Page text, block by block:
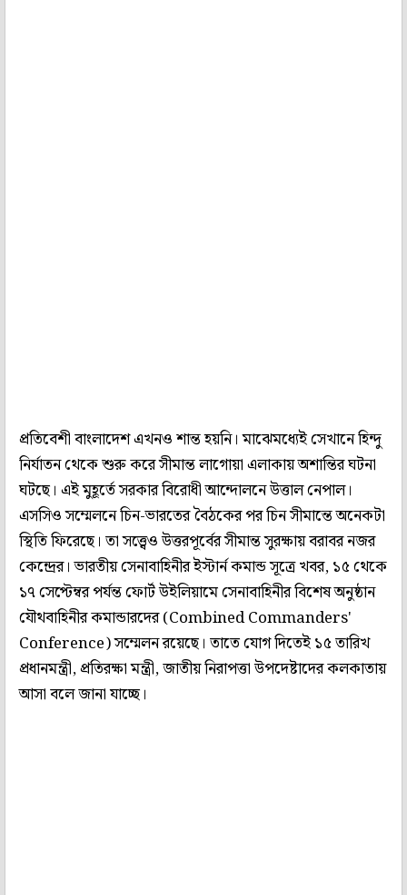
প্রতিবেশী বাংলাদেশ এখনও শান্ত হয়নি। মাঝেমধ্যেই সেখানে হিন্দু
নির্যাতন থেকে শুরু করে সীমান্ত লাগোয়া এলাকায় অশান্তির ঘটনা
ঘটছে। এই মুহূর্তে সরকার বিরোধী আন্দোলনে উত্তাল নেপাল।
এসসিও সম্মেলনে চিন-ভারতের বৈঠকের পর চিন সীমান্তে অনেকটা
স্থিতি ফিরেছে। তা সত্ত্বেও উত্তরপূর্বের সীমান্ত সুরক্ষায় বরাবর নজর
কেন্দ্রের। ভারতীয় সেনাবাহিনীর ইস্টার্ন কমান্ড সূত্রে খবর, ১৫ থেকে
১৭ সেপ্টেম্বর পর্যন্ত ফোর্ট উইলিয়ামে সেনাবাহিনীর বিশেষ অনুষ্ঠান
যৌথবাহিনীর কমান্ডারদের (Combined Commanders'
Conference) সম্মেলন রয়েছে। তাতে যোগ দিতেই ১৫ তারিখ
প্রধানমন্ত্রী, প্রতিরক্ষা মন্ত্রী, জাতীয় নিরাপত্তা উপদেষ্টাদের কলকাতায়
আসা বলে জানা যাচ্ছে।